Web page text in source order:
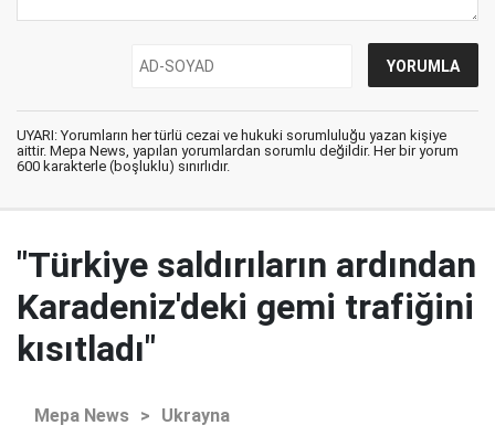
UYARI: Yorumların her türlü cezai ve hukuki sorumluluğu yazan kişiye
aittir. Mepa News, yapılan yorumlardan sorumlu değildir. Her bir yorum
600 karakterle (boşluklu) sınırlıdır.
"Türkiye saldırıların ardından
Karadeniz'deki gemi trafiğini
kısıtladı"
Mepa News > Ukrayna